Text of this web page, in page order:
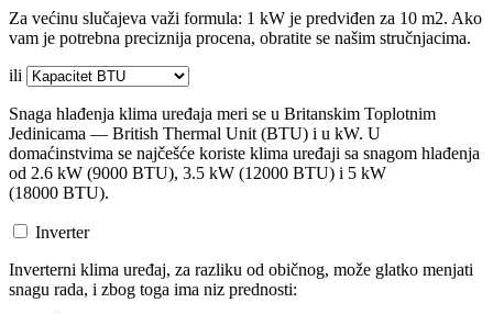
Za većinu slučajeva važi formula: 1 kW je predviđen za 10 m2. Ako
vam je potrebna preciznija procena, obratite se našim stručnjacima.
ili
Snaga hlađenja klima uređaja meri se u Britanskim Toplotnim
Jedinicama — British Thermal Unit (BTU) i u kW. U
domaćinstvima se najčešće koriste klima uređaji sa snagom hlađenja
od 2.6 kW (9000 BTU), 3.5 kW (12000 BTU) i 5 kW
(18000 BTU).
Inverter
Inverterni klima uređaj, za razliku od običnog, može glatko menjati
snagu rada, i zbog toga ima niz prednosti: